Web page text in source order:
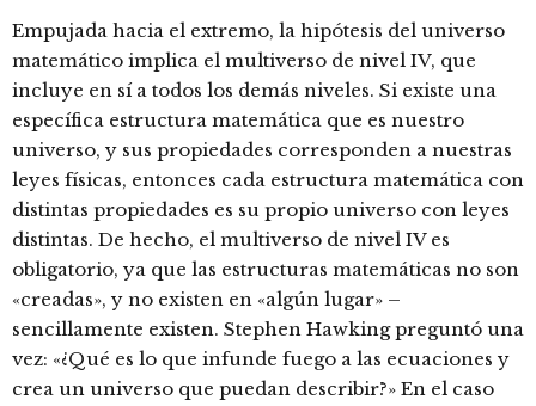
Empujada hacia el extremo, la hipótesis del universo
matemático implica el multiverso de nivel IV, que
incluye en sí a todos los demás niveles. Si existe una
específica estructura matemática que es nuestro
universo, y sus propiedades corresponden a nuestras
leyes físicas, entonces cada estructura matemática con
distintas propiedades es su propio universo con leyes
distintas. De hecho, el multiverso de nivel IV es
obligatorio, ya que las estructuras matemáticas no son
«creadas», y no existen en «algún lugar» –
sencillamente existen. Stephen Hawking preguntó una
vez: «¿Qué es lo que infunde fuego a las ecuaciones y
crea un universo que puedan describir?» En el caso